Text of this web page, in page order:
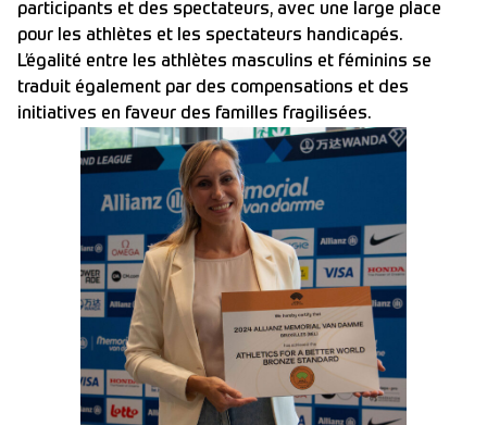
participants et des spectateurs, avec une large place
pour les athlètes et les spectateurs handicapés.
L’égalité entre les athlètes masculins et féminins se
traduit également par des compensations et des
initiatives en faveur des familles fragilisées.